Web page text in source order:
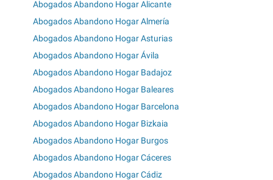
Abogados Abandono Hogar Alicante
Abogados Abandono Hogar Almería
Abogados Abandono Hogar Asturias
Abogados Abandono Hogar Ávila
Abogados Abandono Hogar Badajoz
Abogados Abandono Hogar Baleares
Abogados Abandono Hogar Barcelona
Abogados Abandono Hogar Bizkaia
Abogados Abandono Hogar Burgos
Abogados Abandono Hogar Cáceres
Abogados Abandono Hogar Cádiz